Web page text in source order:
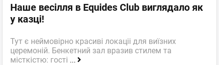
Наше весілля в Equides Club виглядало як
у казці!
Тут є неймовірно красиві локаціі для виїзних
церемоній. Бенкетний зал вразив стилем та
місткістю: гості ...